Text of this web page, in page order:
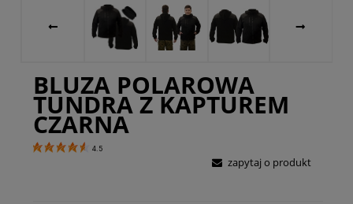
BLUZA POLAROWA
TUNDRA Z KAPTUREM
CZARNA
4.5
zapytaj o produkt